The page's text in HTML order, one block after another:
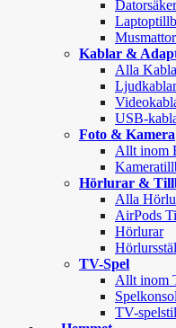
Kablar &
Alla
USB-
Foto & Kamera
Allt inom
Hörlurar &
Alla
AirPods
Hörlurar
TV-Spel
Allt inom
TV-